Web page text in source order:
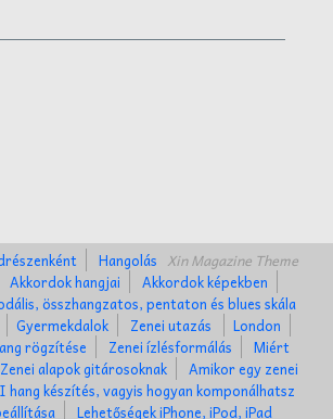
Xin Magazine Theme
Hangolás
Akkordok hangjai
Akkordok képekben
összhangzatos, pentaton és blues skála
Gyermekdalok Zenei utazás
London
rögzítése Zenei ízlésformálás
Miért
Zenei alapok gitárosoknak
Amikor egy zenei
készítés, vagyis hogyan komponálhatsz
Lehetőségek iPhone, iPod, iPad